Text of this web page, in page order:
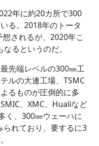
年に約20カ所で300
る。2018年のトータ
されるが、2020年こ
るというのだ。
先端レベルの300㎜工
ルの大連工場、TSMC
るものが圧倒的に多
、XMC、Hualiなど
く、300㎜ウェーハに
れており、要するに3